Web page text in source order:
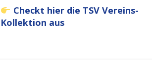
Checkt hier die TSV Vereins-
Kollektion aus